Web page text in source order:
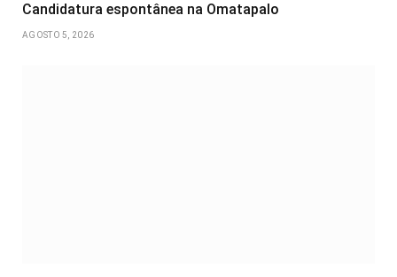
Candidatura espontânea na Omatapalo
AGOSTO 5, 2026